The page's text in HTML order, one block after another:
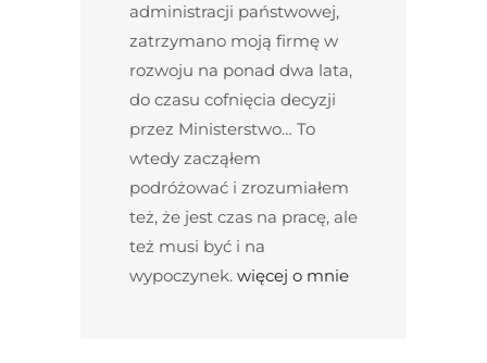
administracji państwowej,
zatrzymano moją firmę w
rozwoju na ponad dwa lata,
do czasu cofnięcia decyzji
przez Ministerstwo… To
wtedy zacząłem
podróżować i zrozumiałem
też, że jest czas na pracę, ale
też musi być i na
wypoczynek. więcej o mnie